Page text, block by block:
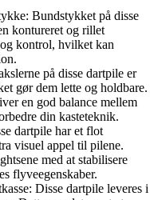
Bundstykket på disse
kontureret og rillet
kontrol, hvilket kan
på disse dartpile er
gør dem lette og holdbare.
en god balance mellem
din kasteteknik.
dartpile har et flot
visuel appel til pilene.
med at stabilisere
flyveegenskaber.
Disse dartpile leveres i